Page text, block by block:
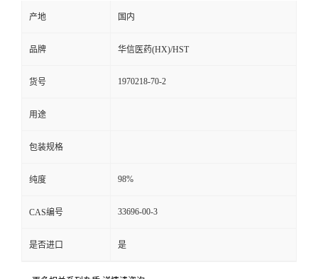
产地 国内
品牌 华信医药(HX)/HST
货号 1970218-70-2
用途
包装规格
纯度 98%
CAS编号 33696-00-3
是否进口 是